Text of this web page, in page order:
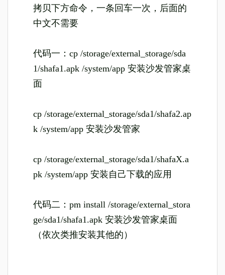
拷贝下方命令，一条回车一次，后面的
中文不需要
代码一：cp /storage/external_storage/sda
1/shafa1.apk /system/app 安装沙发管家桌
面
cp /storage/external_storage/sda1/shafa2.ap
k /system/app 安装沙发管家
cp /storage/external_storage/sda1/shafaX.a
pk /system/app 安装自己下载的应用
代码二：pm install /storage/external_stora
ge/sda1/shafa1.apk 安装沙发管家桌面
（依次类推安装其他的）